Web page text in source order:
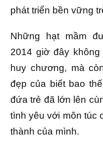
phát triển bền vững
Những hạt mầm
2014 giờ đây
huy chương, mà
đẹp của biết bao
đứa trẻ đã lớn lên
tình yêu với môn túc
thành của mình.